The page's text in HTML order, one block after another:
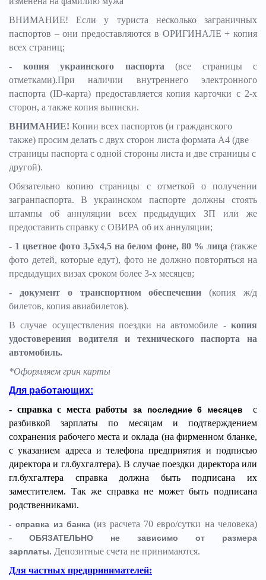
ВНИМАНИЕ! Если у туриста несколько заграничных
паспортов – они предоставляются в ОРИГИНАЛЕ + копия
всех страниц;
- копия украинского паспорта (все страницы с
отметками).При наличии внутреннего электронного
паспорта (ID-карта) предоставляется копия карточки с 2-х
сторон, а также копия выписки.
ВНИМАНИЕ! Копии всех паспортов (и гражданского
также) просим делать с двух сторон листа формата А4 (две
страницы паспорта с одной стороны листа и две страницы с
другой).
Обязательно копию страницы с отметкой о получении
загранпаспорта. В украинском паспорте должны стоять
штампы об аннуляции всех предыдущих ЗП или же
предоставить справку с ОВИРА об их аннуляции;
- 1 цветное фото 3,5х4,5 на белом фоне, 80 % лица (также
фото детей, которые едут), фото не должно повторяться на
предыдущих визах сроком более 3-х месяцев;
- документ о транспортном обеспечении (копия ж/д
билетов, копия авиабилетов).
В случае осуществления поездки на автомобиле - копия
удостоверения водителя и технического паспорта на
автомобиль.
*Оформляем грин карты
Для работающих:
- справка с места работы за последние 6 месяцев с
разбивкой зарплаты по месяцам и подтверждением
сохранения рабочего места и оклада (на фирменном бланке,
с указанием адреса и телефона предприятия и подписью
директора и гл.бухгалтера). В случае поездки директора или
гл.бухгалтера справка должна быть подписана их
заместителем. Так же справка не может быть подписана
родственниками.
- справка из банка(из расчета 70 евро/сутки на человека)
- ОБЯЗАТЕЛЬНО не зависимо от размера
зарплаты. Депозитные счета не принимаются.
Для частных предпринимателей: